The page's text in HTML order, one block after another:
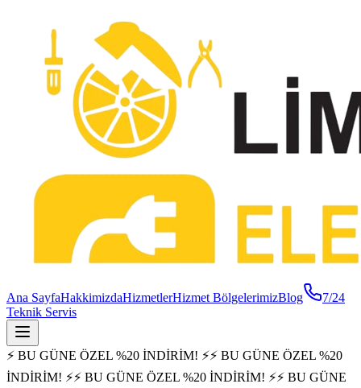
Ana SayfaHakkimizdaHizmetlerHizmet BölgelerimizBlog
7/24
Teknik Servis
⚡ BU GÜNE ÖZEL %20 İNDİRİM! ⚡⚡ BU GÜNE ÖZEL %20
İNDİRİM! ⚡⚡ BU GÜNE ÖZEL %20 İNDİRİM! ⚡⚡ BU GÜNE